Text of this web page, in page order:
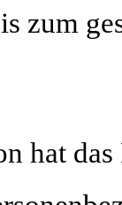
zum
hat